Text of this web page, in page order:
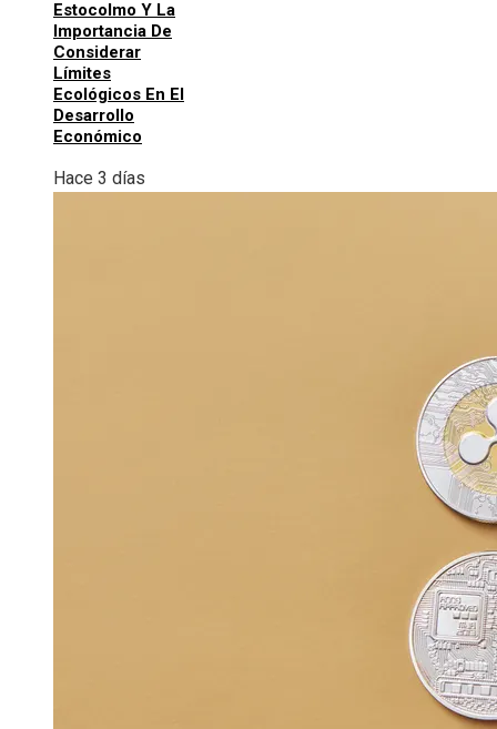
Estocolmo Y La
Importancia De
Considerar
Límites
Ecológicos En El
Desarrollo
Económico
Hace 3 días